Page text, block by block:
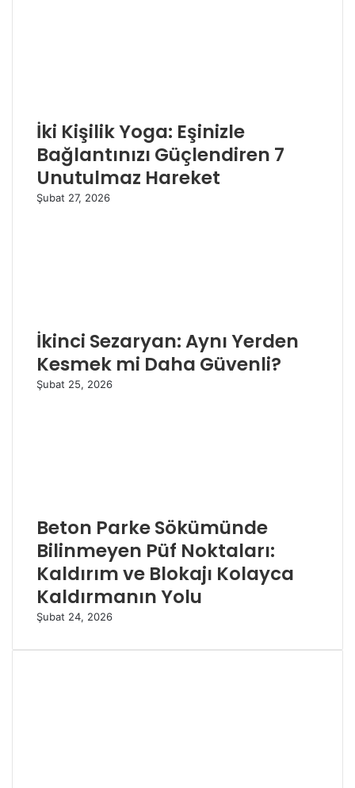
İki Kişilik Yoga: Eşinizle
Bağlantınızı Güçlendiren 7
Unutulmaz Hareket
Şubat 27, 2026
İkinci Sezaryan: Aynı Yerden
Kesmek mi Daha Güvenli?
Şubat 25, 2026
Beton Parke Sökümünde
Bilinmeyen Püf Noktaları:
Kaldırım ve Blokajı Kolayca
Kaldırmanın Yolu
Şubat 24, 2026